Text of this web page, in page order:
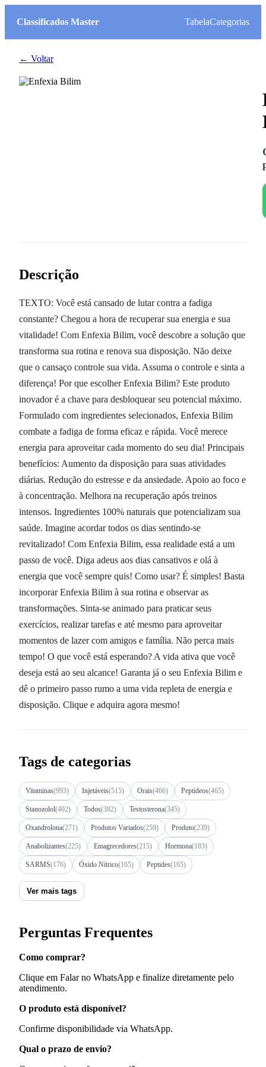
Classificados Master TabelaCategorias
← Voltar
Descrição
TEXTO: Você está cansado de lutar contra a fadiga
constante? Chegou a hora de recuperar sua energia e sua
vitalidade! Com Enfexia Bilim, você descobre a solução que
transforma sua rotina e renova sua disposição. Não deixe
que o cansaço controle sua vida. Assuma o controle e sinta a
diferença! Por que escolher Enfexia Bilim? Este produto
inovador é a chave para desbloquear seu potencial máximo.
Formulado com ingredientes selecionados, Enfexia Bilim
combate a fadiga de forma eficaz e rápida. Você merece
energia para aproveitar cada momento do seu dia! Principais
benefícios: Aumento da disposição para suas atividades
diárias. Redução do estresse e da ansiedade. Apoio ao foco e
à concentração. Melhora na recuperação após treinos
intensos. Ingredientes 100% naturais que potencializam sua
saúde. Imagine acordar todos os dias sentindo-se
revitalizado! Com Enfexia Bilim, essa realidade está a um
passo de você. Diga adeus aos dias cansativos e olá à
energia que você sempre quis! Como usar? É simples! Basta
incorporar Enfexia Bilim à sua rotina e observar as
transformações. Sinta-se animado para praticar seus
exercícios, realizar tarefas e até mesmo para aproveitar
momentos de lazer com amigos e família. Não perca mais
tempo! O que você está esperando? A vida ativa que você
deseja está ao seu alcance! Garanta já o seu Enfexia Bilim e
dê o primeiro passo rumo a uma vida repleta de energia e
disposição. Clique e adquira agora mesmo!
Tags de categorias
Vitaminas(993) Injetáveis(515) Orais(466) Peptídeos(465)
Stanozolol(402) Todos(382) Testosterona(345)
Oxandrolona(271) Produtos Variados(259) Produto(239)
Anabolizantes(225) Emagrecedores(215) Hormona(183)
SARMS(176) Óxido Nítrico(165) Peptides(165)
Ver mais tags
Perguntas Frequentes
Como comprar?
Clique em Falar no WhatsApp e finalize diretamente pelo
atendimento.
O produto está disponível?
Confirme disponibilidade via WhatsApp.
Qual o prazo de envio?